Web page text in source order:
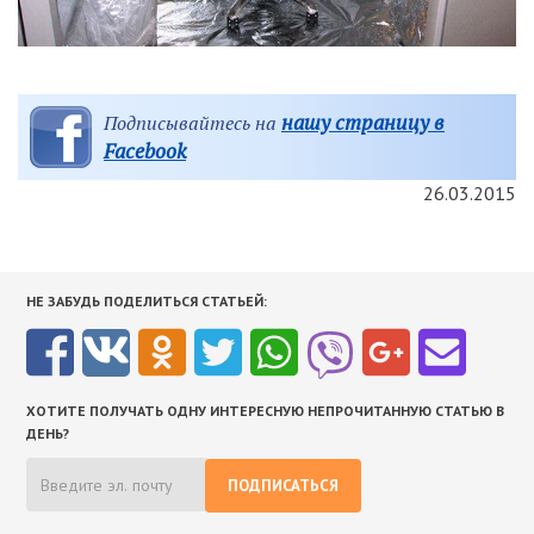
Подписывайтесь на нашу страницу в
Facebook
26.03.2015
НЕ ЗАБУДЬ ПОДЕЛИТЬСЯ СТАТЬЕЙ:
ХОТИТЕ ПОЛУЧАТЬ ОДНУ ИНТЕРЕСНУЮ НЕПРОЧИТАННУЮ СТАТЬЮ В
ДЕНЬ?
ПОДПИСАТЬСЯ